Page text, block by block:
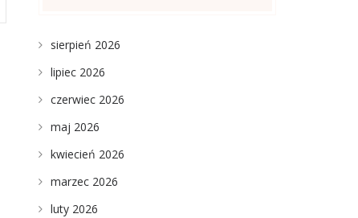
sierpień 2026
lipiec 2026
czerwiec 2026
maj 2026
kwiecień 2026
marzec 2026
luty 2026